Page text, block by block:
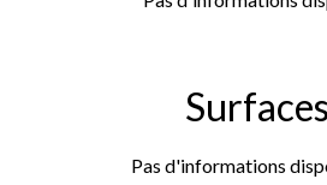
Surfaces
Pas d'informations